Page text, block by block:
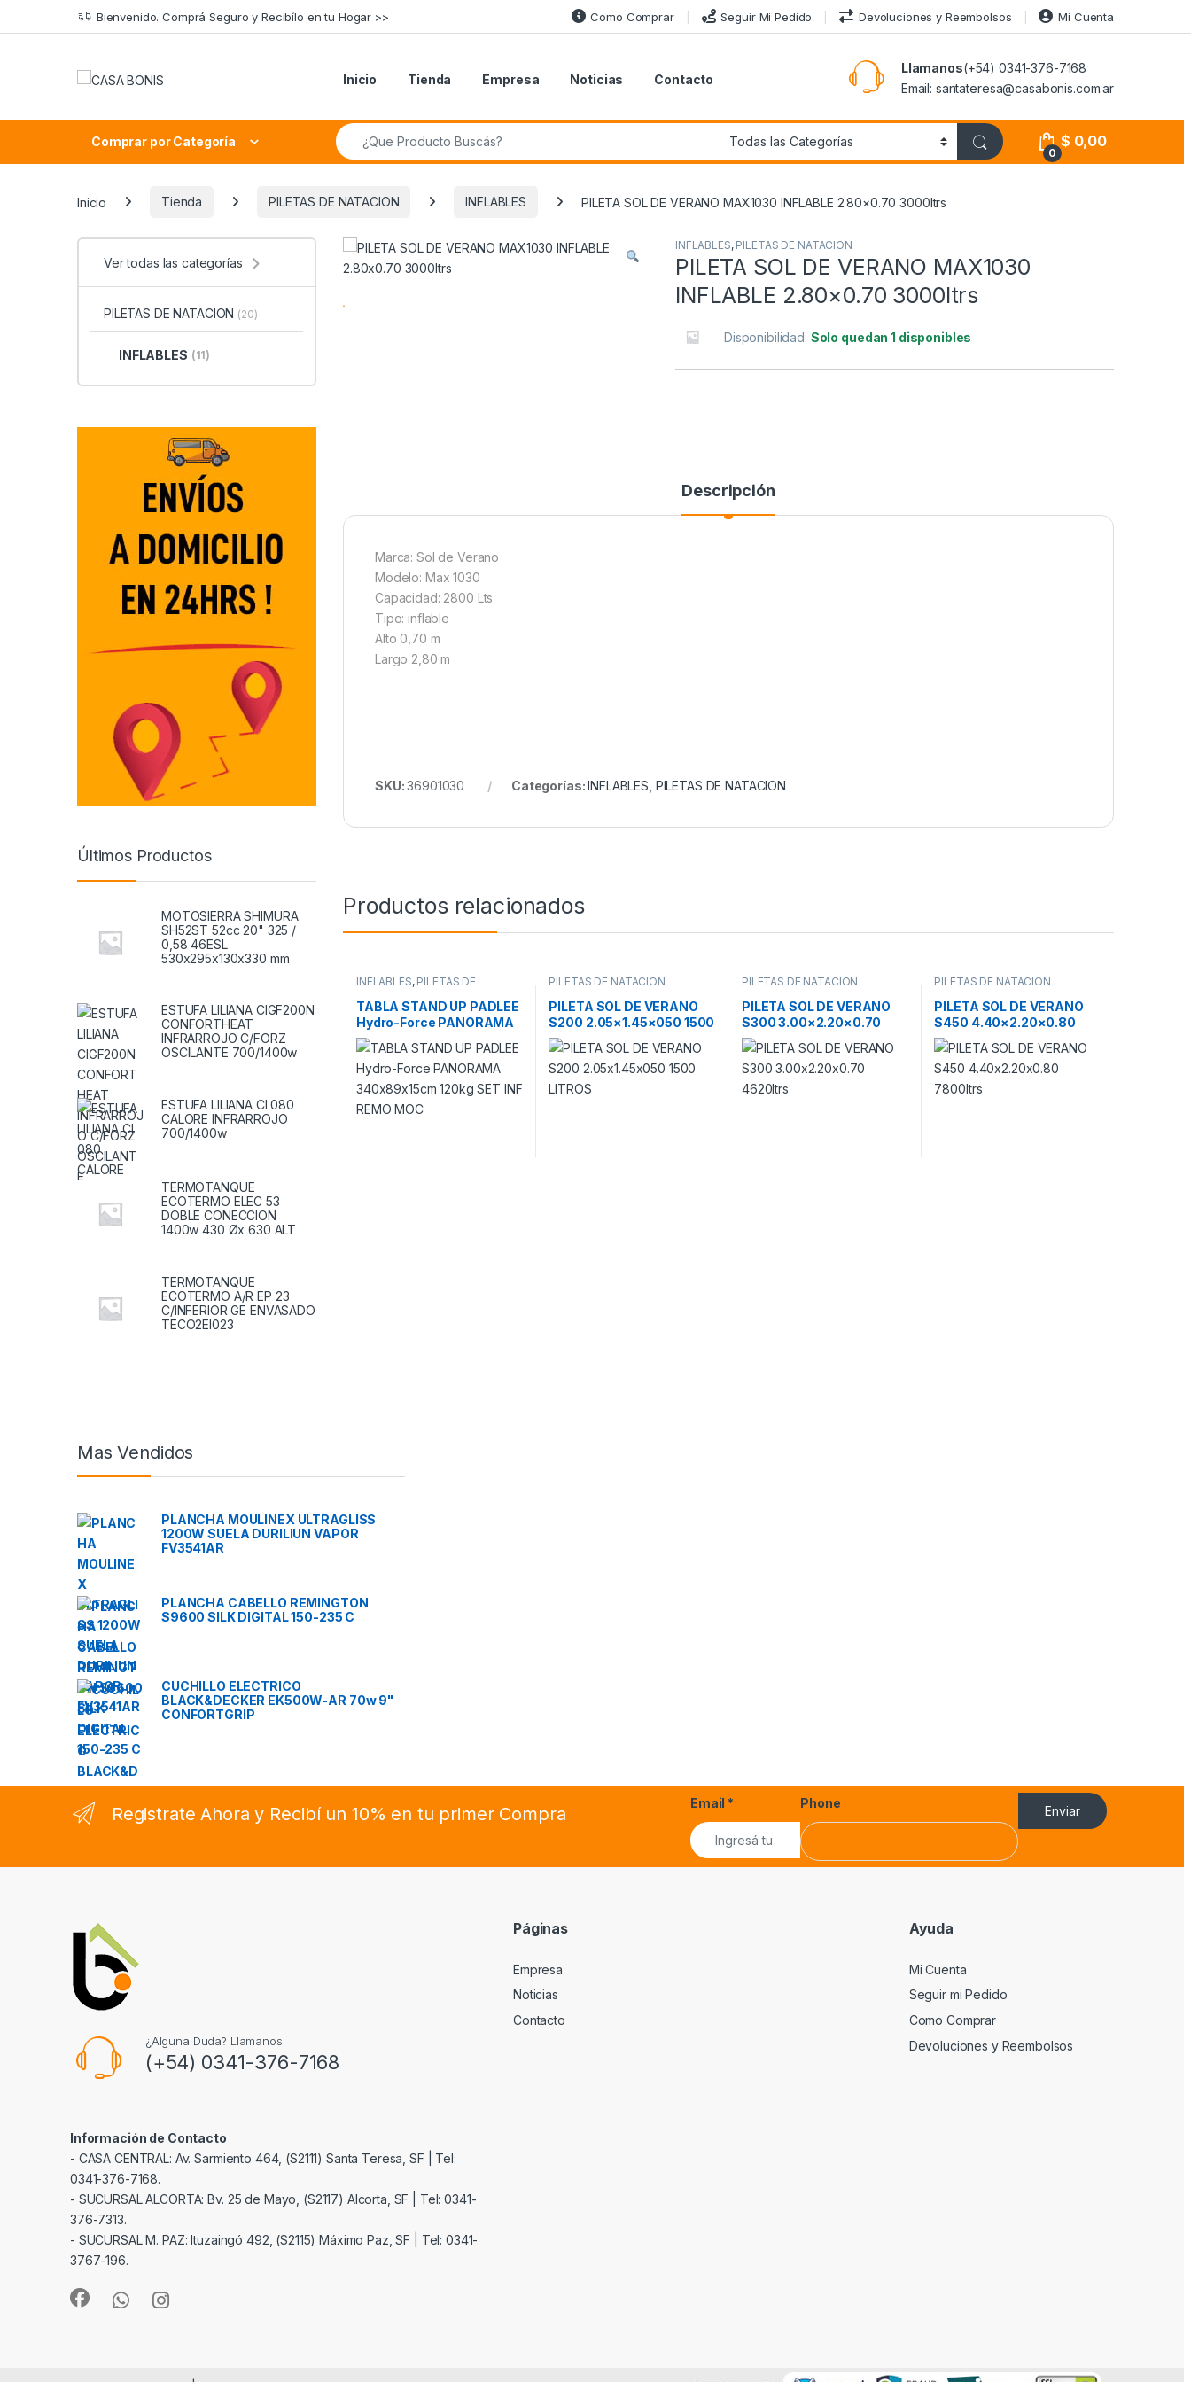
Skip to navigation
Skip to content Bienvenido. Comprá Seguro y Recibílo en tu Hogar >> Como Comprar Seguir Mi Pedido Devoluciones y Reembolsos Mi Cuenta
Inicio Tienda Empresa Noticias Contacto
Llamanos(+54) 0341-376-7168
Email: santateresa@casabonis.com.ar
Comprar por Categoría
Search for:
0
$ 0,00
Inicio Tienda PILETAS DE NATACION INFLABLES PILETA SOL DE VERANO MAX1030 INFLABLE 2.80×0.70 3000ltrs
INFLABLES, PILETAS DE NATACION
PILETA SOL DE VERANO MAX1030
INFLABLE 2.80×0.70 3000ltrs
Disponibilidad: Solo quedan 1 disponibles
Descripción
Marca: Sol de Verano
Modelo: Max 1030
Capacidad: 2800 Lts
Tipo: inflable
Alto 0,70 m
Largo 2,80 m
SKU:36901030 Categorías:INFLABLES PILETAS DE NATACION
Productos relacionados
INFLABLES, PILETAS DE
TABLA STAND UP PADLEE
Hydro-Force PANORAMA
340x89x15cm 120kg SET
INF REMO MOC
PILETAS DE NATACION
PILETA SOL DE VERANO
S200 2.05×1.45×050 1500
LITROS
PILETAS DE NATACION
PILETA SOL DE VERANO
S300 3.00×2.20×0.70
4620ltrs
PILETAS DE NATACION
PILETA SOL DE VERANO
S450 4.40×2.20×0.80
7800ltrs
Ver todas las categorías
PILETAS DE NATACION (20)
INFLABLES (11)
Últimos Productos
MOTOSIERRA SHIMURA
SH52ST 52cc 20" 325 /
0,58 46ESL
530x295x130x330 mm
ESTUFA LILIANA CIGF200N
CONFORTHEAT
INFRARROJO C/FORZ
OSCILANTE 700/1400w
ESTUFA LILIANA CI 080
CALORE INFRARROJO
700/1400w
TERMOTANQUE
ECOTERMO ELEC 53
DOBLE CONECCION
1400w 430 Øx 630 ALT
TERMOTANQUE
ECOTERMO A/R EP 23
C/INFERIOR GE ENVASADO
TECO2EI023
Mas Vendidos
PLANCHA MOULINEX ULTRAGLISS
1200W SUELA DURILIUN VAPOR
FV3541AR
PLANCHA CABELLO REMINGTON
S9600 SILK DIGITAL 150-235 C
CUCHILLO ELECTRICO
BLACK&DECKER EK500W-AR 70w 9"
CONFORTGRIP
Registrate Ahora y Recibí un 10% en tu primer Compra
Email * Phone
Enviar
¿Alguna Duda? Llamanos
(+54) 0341-376-7168
Información de Contacto
- CASA CENTRAL: Av. Sarmiento 464, (S2111) Santa Teresa, SF | Tel:
0341-376-7168.
- SUCURSAL ALCORTA: Bv. 25 de Mayo, (S2117) Alcorta, SF | Tel: 0341-
376-7313.
- SUCURSAL M. PAZ: Ituzaingó 492, (S2115) Máximo Paz, SF | Tel: 0341-
3767-196.
Páginas
Empresa
Noticias
Contacto
Ayuda
Mi Cuenta
Seguir mi Pedido
Como Comprar
Devoluciones y Reembolsos